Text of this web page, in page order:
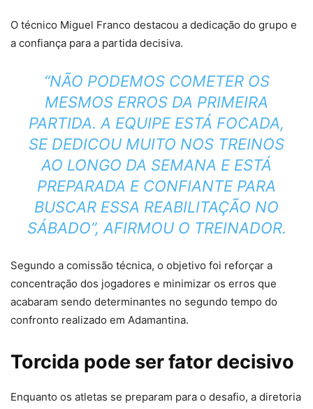
O técnico Miguel Franco destacou a dedicação do grupo e
a confiança para a partida decisiva.
“NÃO PODEMOS COMETER OS
MESMOS ERROS DA PRIMEIRA
PARTIDA. A EQUIPE ESTÁ FOCADA,
SE DEDICOU MUITO NOS TREINOS
AO LONGO DA SEMANA E ESTÁ
PREPARADA E CONFIANTE PARA
BUSCAR ESSA REABILITAÇÃO NO
SÁBADO”, AFIRMOU O TREINADOR.
Segundo a comissão técnica, o objetivo foi reforçar a
concentração dos jogadores e minimizar os erros que
acabaram sendo determinantes no segundo tempo do
confronto realizado em Adamantina.
Torcida pode ser fator decisivo
Enquanto os atletas se preparam para o desafio, a diretoria